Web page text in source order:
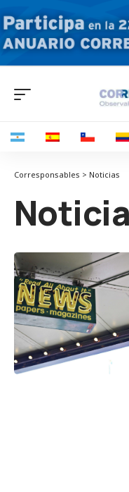
Corresponsables > Noticias